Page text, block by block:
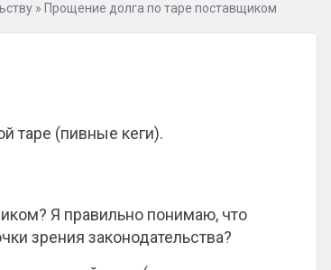
» Прощение долга по таре поставщиком
таре (пивные кеги).
Я правильно понимаю, что
зрения законодательства?